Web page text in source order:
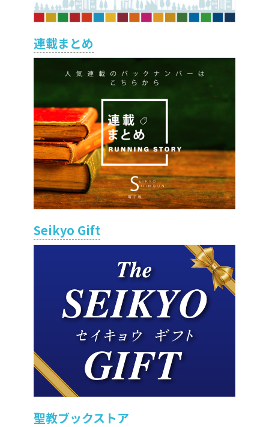
連載まとめ
Seikyo Gift
聖教ブックストア